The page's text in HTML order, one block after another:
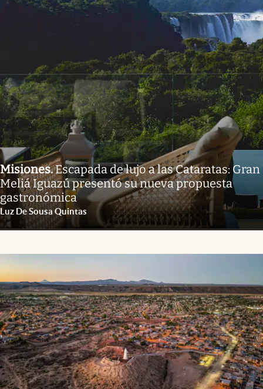
Misiones.Escapada de lujo a las Cataratas: Gran
Meliá Iguazú presentó su nueva propuesta
gastronómica
Luz De Sousa Quintas